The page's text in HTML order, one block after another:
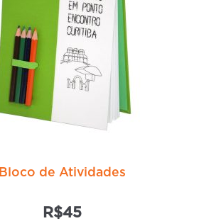
escolhidas
na
página
do
produto
Bloco de Atividades
R$45